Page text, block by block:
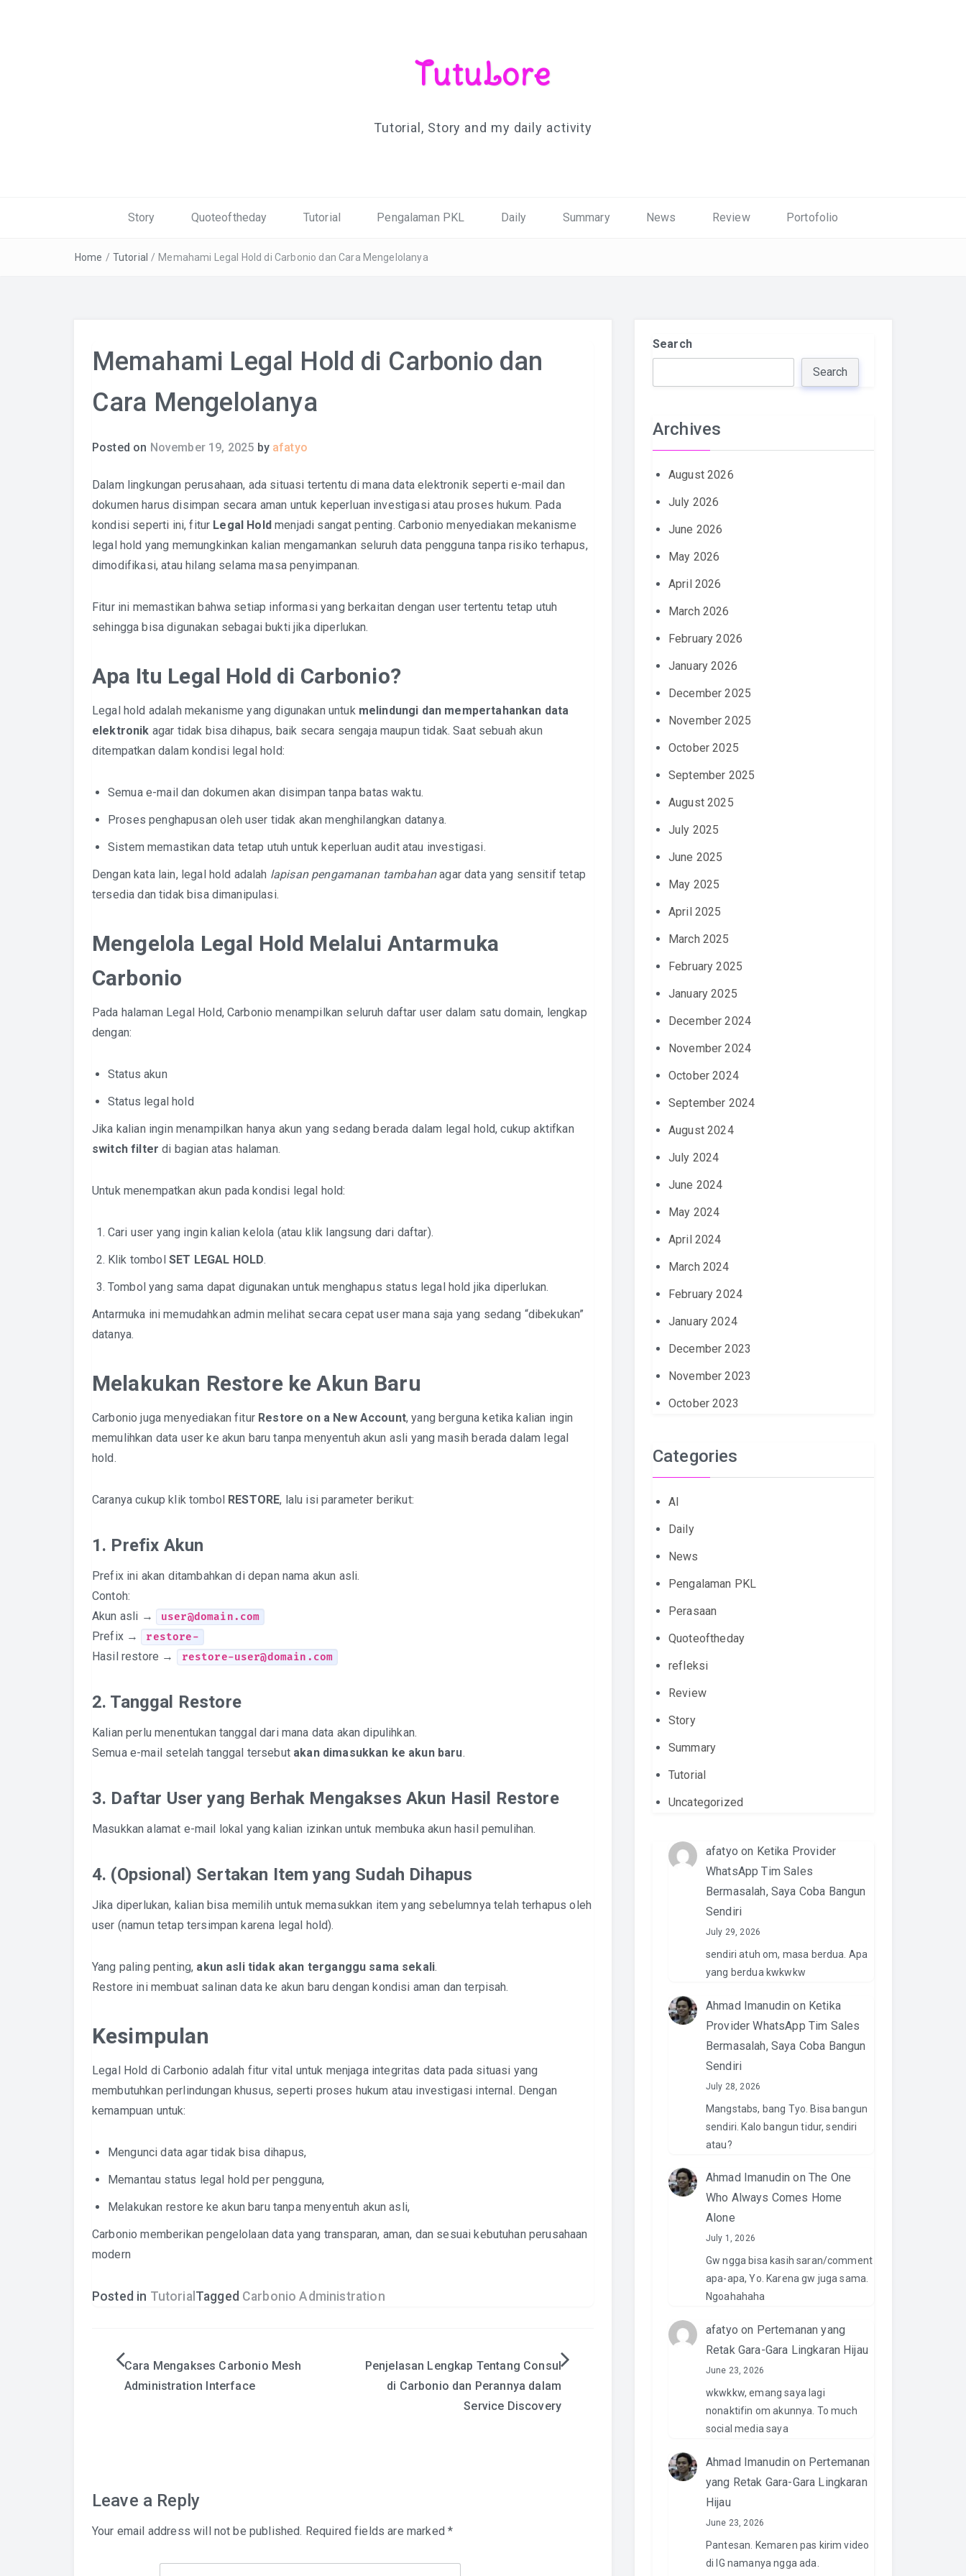
TutuLore
Tutorial, Story and my daily activity
Story Quoteoftheday Tutorial Pengalaman PKL Daily Summary News Review Portofolio
Home / Tutorial / Memahami Legal Hold di Carbonio dan Cara Mengelolanya
Memahami Legal Hold di Carbonio dan
Cara Mengelolanya
Posted on November 19, 2025 by afatyo
Dalam lingkungan perusahaan, ada situasi tertentu di mana data elektronik seperti e-mail dan
dokumen harus disimpan secara aman untuk keperluan investigasi atau proses hukum. Pada
kondisi seperti ini, fitur Legal Holdmenjadi sangat penting. Carbonio menyediakan mekanisme
legal hold yang memungkinkan kalian mengamankan seluruh data pengguna tanpa risiko terhapus,
dimodifikasi, atau hilang selama masa penyimpanan.
Fitur ini memastikan bahwa setiap informasi yang berkaitan dengan user tertentu tetap utuh
sehingga bisa digunakan sebagai bukti jika diperlukan.
Apa Itu Legal Hold di Carbonio?
Legal hold adalah mekanisme yang digunakan untuk melindungi dan mempertahankan data
elektronik agar tidak bisa dihapus, baik secara sengaja maupun tidak. Saat sebuah akun
ditempatkan dalam kondisi legal hold:
Semua e-mail dan dokumen akan disimpan tanpa batas waktu.
Proses penghapusan oleh user tidak akan menghilangkan datanya.
Sistem memastikan data tetap utuh untuk keperluan audit atau investigasi.
Dengan kata lain, legal hold adalah lapisan pengamanan tambahanagar data yang sensitif tetap
tersedia dan tidak bisa dimanipulasi.
Mengelola Legal Hold Melalui Antarmuka
Carbonio
Pada halaman Legal Hold, Carbonio menampilkan seluruh daftar user dalam satu domain, lengkap
dengan:
Status akun
Status legal hold
Jika kalian ingin menampilkan hanya akun yang sedang berada dalam legal hold, cukup aktifkan
switch filter di bagian atas halaman.
Untuk menempatkan akun pada kondisi legal hold:
Cari user yang ingin kalian kelola (atau klik langsung dari daftar).
Klik tombol SET LEGAL HOLD.
Tombol yang sama dapat digunakan untuk menghapus status legal hold jika diperlukan.
Antarmuka ini memudahkan admin melihat secara cepat user mana saja yang sedang “dibekukan”
datanya.
Melakukan Restore ke Akun Baru
Carbonio juga menyediakan fitur Restore on a New Account, yang berguna ketika kalian ingin
memulihkan data user ke akun baru tanpa menyentuh akun asli yang masih berada dalam legal
hold.
Caranya cukup klik tombol RESTORE, lalu isi parameter berikut:
1. Prefix Akun
Prefix ini akan ditambahkan di depan nama akun asli.
Contoh:
Akun asli →
user@domain.com
Prefix → restore-
Hasil restore → restore-user@domain.com
2. Tanggal Restore
Kalian perlu menentukan tanggal dari mana data akan dipulihkan.
Semua e-mail setelah tanggal tersebut akan dimasukkan ke akun baru.
3. Daftar User yang Berhak Mengakses Akun Hasil Restore
Masukkan alamat e-mail lokal yang kalian izinkan untuk membuka akun hasil pemulihan.
4. (Opsional) Sertakan Item yang Sudah Dihapus
Jika diperlukan, kalian bisa memilih untuk memasukkan item yang sebelumnya telah terhapus oleh
user (namun tetap tersimpan karena legal hold).
Yang paling penting, akun asli tidak akan terganggu sama sekali.
Restore ini membuat salinan data ke akun baru dengan kondisi aman dan terpisah.
Kesimpulan
Legal Hold di Carbonio adalah fitur vital untuk menjaga integritas data pada situasi yang
membutuhkan perlindungan khusus, seperti proses hukum atau investigasi internal. Dengan
kemampuan untuk:
Mengunci data agar tidak bisa dihapus,
Memantau status legal hold per pengguna,
Melakukan restore ke akun baru tanpa menyentuh akun asli,
Carbonio memberikan pengelolaan data yang transparan, aman, dan sesuai kebutuhan perusahaan
modern
Posted in Tutorial Tagged Carbonio Administration
PostCara Mengakses Carbonio Mesh
Administration Interface
Penjelasan Lengkap Tentang Consul
di Carbonio dan Perannya dalam
Service Discovery
Leave a Reply
Your email address will not be published. Required fields are marked*
Search
Search
Archives
August 2026
July 2026
June 2026
May 2026
April 2026
March 2026
February 2026
January 2026
December 2025
November 2025
October 2025
September 2025
August 2025
July 2025
June 2025
May 2025
April 2025
March 2025
February 2025
January 2025
December 2024
November 2024
October 2024
September 2024
August 2024
July 2024
June 2024
May 2024
April 2024
March 2024
February 2024
January 2024
December 2023
November 2023
October 2023
Categories
AI
Daily
News
Pengalaman PKL
Perasaan
Quoteoftheday
refleksi
Review
Story
Summary
Tutorial
Uncategorized
afatyo on Ketika Provider
WhatsApp Tim Sales
Bermasalah, Saya Coba Bangun
Sendiri
July 29, 2026
sendiri atuh om, masa berdua. Apa
yang berdua kwkwkw
Ahmad Imanudin on Ketika
Provider WhatsApp Tim Sales
Bermasalah, Saya Coba Bangun
Sendiri
July 28, 2026
Mangstabs, bang Tyo. Bisa bangun
sendiri. Kalo bangun tidur, sendiri
atau?
Ahmad Imanudin on The One
Who Always Comes Home
Alone
July 1, 2026
Gw ngga bisa kasih saran/comment
apa-apa, Yo. Karena gw juga sama.
Ngoahahaha
afatyo on Pertemanan yang
Retak Gara-Gara Lingkaran Hijau
June 23, 2026
wkwkkw, emang saya lagi
nonaktifin om akunnya. To much
social media saya
Ahmad Imanudin on Pertemanan
yang Retak Gara-Gara Lingkaran
Hijau
June 23, 2026
Pantesan. Kemaren pas kirim video
di IG namanya ngga ada.